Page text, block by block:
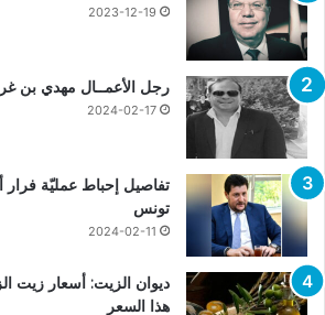
2023-12-19
رجل الأعمــال مهدي بن
2024-02-17
تفاصيل إحباط عمليّة فرار
تونس
2024-02-11
ديوان الزيت: أسعار زيت
هذا السعر